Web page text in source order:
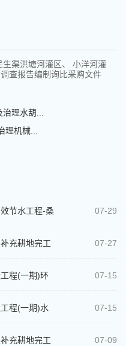
渠洪塘河灌区、 小洋河灌
查报告编制询比采购文件
治理水葫...
理机械...
节水工程-桑
07-29
充耕地完工
07-27
程(一期)环
07-15
程(一期)水
07-15
充耕地完工
07-09